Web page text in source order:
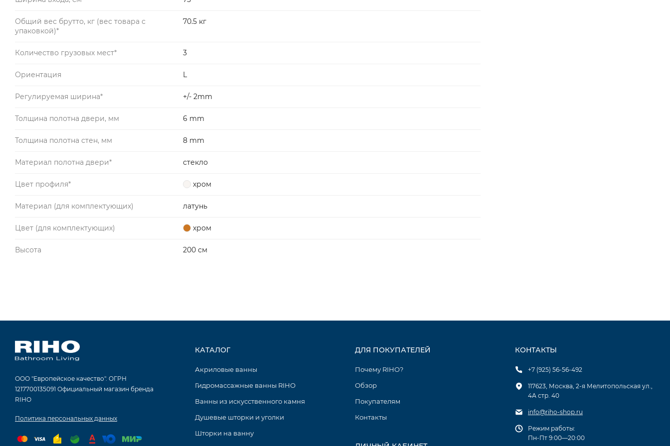
Общий вес брутто, кг (вес товара с
упаковкой)*
70.5 кг
Количество грузовых мест* 3
Ориентация L
Регулируемая ширина* +/- 2mm
Толщина полотна двери, мм 6 mm
Толщина полотна стен, мм 8 mm
Материал полотна двери* стекло
Цвет профиля* хром
Материал (для комплектующих) латунь
Цвет (для комплектующих) хром
Высота 200 см
ООО "Европейское качество". ОГРН
1217700135091 Официальный магазин бренда
RIHO
Политика персональных данных
КАТАЛОГ
Акриловые ванны
Гидромассажные ванны RIHO
Ванны из искусственного камня
Душевые шторки и уголки
Шторки на ванну
ДЛЯ ПОКУПАТЕЛЕЙ
Почему RIHO?
Обзор
Покупателям
Контакты
КОНТАКТЫ
+7 (925) 56-56-492
117623, Москва, 2-я Мелитопольская ул.,
4А стр. 40
info@riho-shop.ru
Режим работы:
Пн-Пт 9:00—20:00